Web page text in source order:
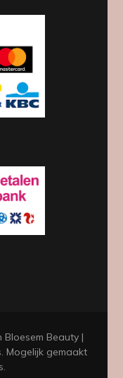
Bloesem Beauty |
. Mogelijk gemaakt
.